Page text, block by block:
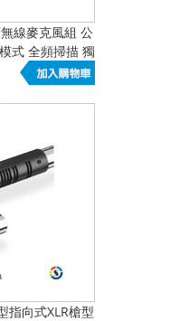
線麥克風組 公
式 全頻掃描 獨
向下相容D21
指向式XLR槍型